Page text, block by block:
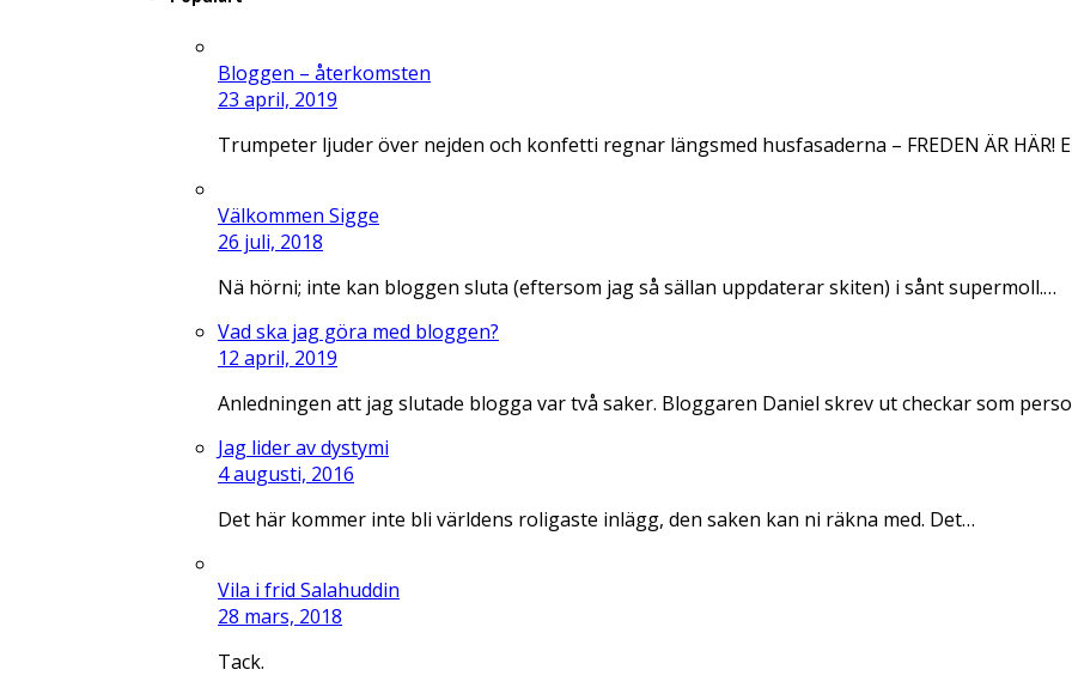
Bloggen – återkomsten
23 april, 2019
Trumpeter ljuder över nejden och konfetti regnar längsmed husfasaderna – FREDEN ÄR HÄR!
Välkommen Sigge
26 juli, 2018
Nä hörni; inte kan bloggen sluta (eftersom jag så sällan uppdaterar skiten) i sånt supermoll.…
Vad ska jag göra med bloggen?
12 april, 2019
Anledningen att jag slutade blogga var två saker. Bloggaren Daniel skrev ut checkar som
Jag lider av dystymi
4 augusti, 2016
Det här kommer inte bli världens roligaste inlägg, den saken kan ni räkna med. Det…
Vila i frid Salahuddin
28 mars, 2018
Tack.